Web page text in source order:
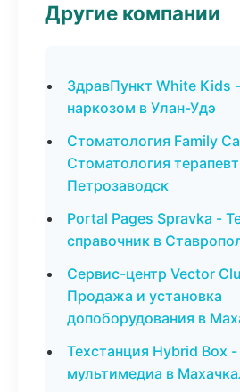
Другие компании
ЗдравПункт White Kids
наркозом в Улан-Удэ
Стоматология Family
Стоматология
Петрозаводск
Portal Pages Spravka -
справочник в
Сервис-центр Vector
Продажа и установка
допоборудования в
Техстанция Hybrid Box
мультимедиа в